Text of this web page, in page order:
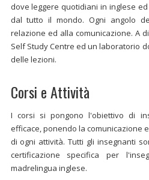
dove leggere quotidiani in inglese
dal tutto il mondo. Ogni angolo
relazione ed alla comunicazione. A
Self Study Centre ed un laboratorio
delle lezioni.
Corsi e Attività
I corsi si pongono l'obiettivo di
efficace, ponendo la comunicazione
di ogni attività. Tutti gli insegnanti
certificazione specifica per
madrelingua inglese.